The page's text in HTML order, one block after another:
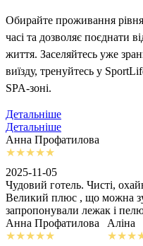
Обирайте проживання
часі та дозволяє поєднати
життя. Заселяйтесь уже
виїзду, тренуйтесь у
SPA-зоні.
Детальніше
Детальніше
Анна Профатилова
2025-11-05
Чудовий готель. Чисті,
Великий плюс , що можна
запропонували лежак і
Анна Профатилова
Аліна